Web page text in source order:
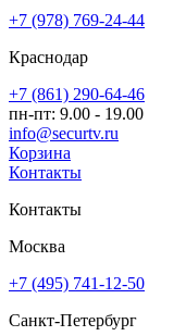
+7 (978) 769-24-44
Краснодар
+7 (861) 290-64-46
пн-пт: 9.00 - 19.00
info@securtv.ru
Корзина
Контакты
Контакты
Москва
+7 (495) 741-12-50
Санкт-Петербург